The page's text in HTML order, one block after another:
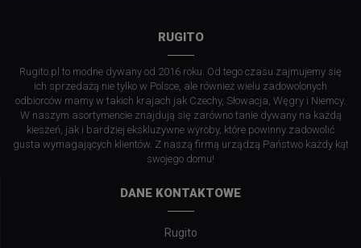
RUGITO
Rugito.pl to modne dywany od 2016 roku. Od tego czasu zajmujemy się
ich sprzedażą nie tylko w Polsce, ale również wielu zadowolonych
odbiorców mamy w takich krajach jak Czechy, Słowacja, Węgry i Niemcy.
W naszym asortymencie znajdują się zarówno tanie dywany na każdą
kieszeń, jak i bardziej ekskluzywne wyroby, które powinny zadowolić
gusta wymagających klientów. Z naszą firmą urządzą Państwo każdy kąt
swojego domu!
DANE KONTAKTOWE
Rugito